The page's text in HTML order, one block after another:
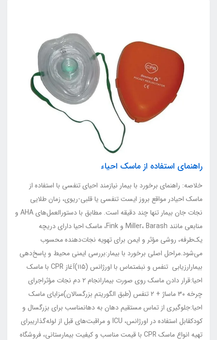
راهنمای استفاده از ماسک احیاء
خلاصه: راهنمای برخورد با بیمار نیازمند احیای تنفسی با استفاده از
ماسک احیادر مواقع بروز ایست تنفسی یا قلبی-ریوی، زمان طلایی
نجات جان بیمار تنها چند دقیقه است. مطابق با دستورالعمل‌های AHA و
منابعی مانند Miller، Barash و Fink، ماسک احیا دارای دریچه
یک‌طرفه، روشی مؤثر و ایمن برای تهویه نجات‌دهنده محسوب
می‌شود.مراحل اصلی برخورد با بیمار:بررسی ایمنی محیط و پاسخ‌دهی
بیمارارزیابی تنفس و نبضتماس با اورژانس (۱۱۵)آغاز CPR با ماسک
احیا:قرار دادن ماسک روی صورت بیمارانجام ۲ دم نجات مؤثراجرای
چرخه ۳۰ ماساژ + ۲ تنفس (طبق الگوریتم بزرگسالان)مزایای ماسک
احیا:جلوگیری از تماس مستقیم دهان به دهانمناسب برای بزرگسال و
کودکقابل استفاده در اورژانس، ICU و مراقبت‌های قبل از لوله‌گذاریبرای
تهیه انواع ماسک CPR با قیمت مناسب و کیفیت بیمارستانی، فروشگاه